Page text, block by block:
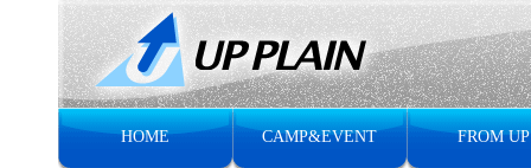
HOME CAMP&EVENT FROM UP